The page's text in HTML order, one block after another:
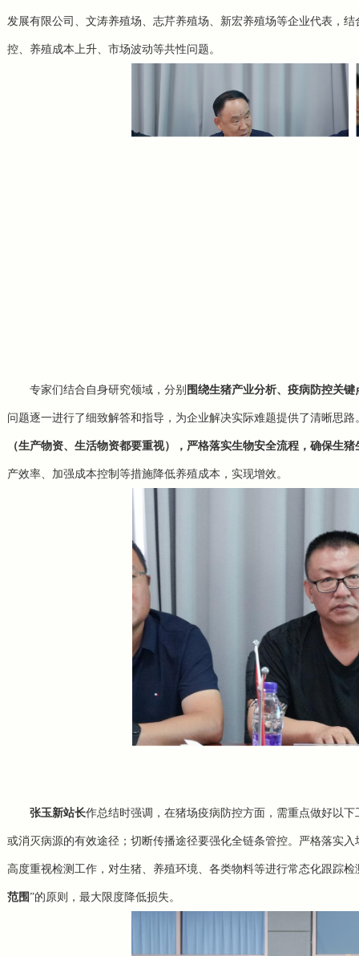
发展有限公司、文涛养殖场、志芹养殖场、新宏养殖场等企业代表，
控、养殖成本上升、市场波动等共性问题。
专家们结合自身研究领域，分别 围绕生猪产业分析、疫病防控关
问题逐一进行了细致解答和指导，为企业解决实际难题提供了清晰思路
（生产物资、生活物资都要重视），严格落实生物安全流程，确保生
产效率、加强成本控制等措施降低养殖成本，实现增效。
张玉新站长作总结时强调，在猪场疫病防控方面，需重点做好以
或消灭病源的有效途径；切断传播途径要强化全链条管控。严格落实
高度重视检测工作，对生猪、养殖环境、各类物料等进行常态化跟踪
范围”的原则，最大限度降低损失。